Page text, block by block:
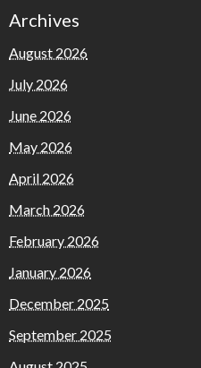
Archives
August 2026
July 2026
June 2026
May 2026
April 2026
March 2026
February 2026
January 2026
December 2025
September 2025